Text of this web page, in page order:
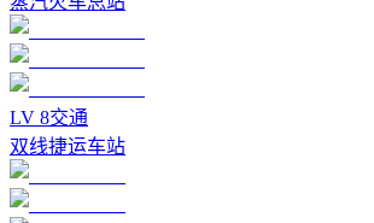
LV 8交通
双线捷运车站